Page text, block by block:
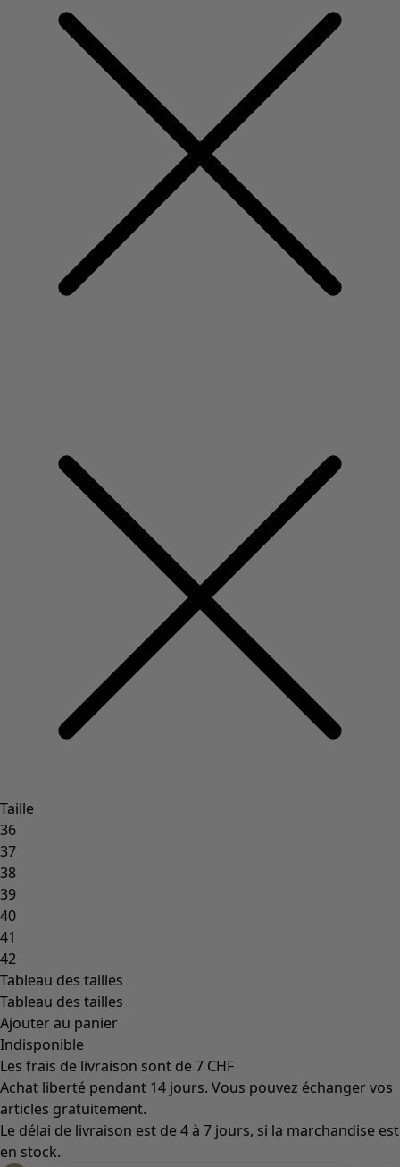
Taille
36
37
38
39
40
41
42
Tableau des tailles
Tableau des tailles
Ajouter au panier
Indisponible
Les frais de livraison sont de 7 CHF
Achat liberté pendant 14 jours. Vous pouvez échanger vos
articles gratuitement.
Le délai de livraison est de 4 à 7 jours, si la marchandise est
en stock.